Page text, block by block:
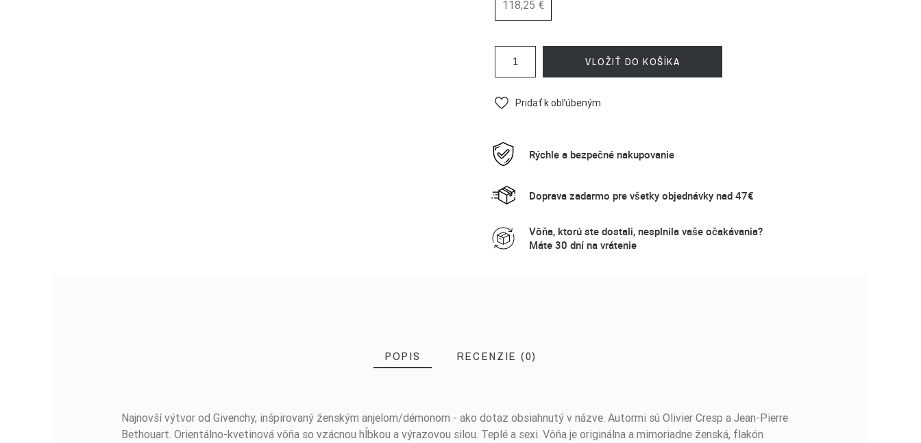
118,25 €
VLOŽIŤ DO KOŠÍKA
Pridať k obľúbeným
Rýchle a bezpečné nakupovanie
Doprava zadarmo pre všetky objednávky nad 47€
Vôňa, ktorú ste dostali, nesplnila vaše očakávania?
Máte 30 dní na vrátenie
POPIS RECENZIE (0)
Najnovší výtvor od Givenchy, inšpirovaný ženským anjelom/démonom - ako dotaz obsiahnutý v názve. Autormi sú Olivier Cresp a Jean-Pierre
Bethouart. Orientálno-kvetinová vôňa so vzácnou hĺbkou a výrazovou silou. Teplé a sexi. Vôňa je originálna a mimoriadne ženská, flakón
BUĎTE PRVÝ, KTO NAPÍŠE RECENZIU!